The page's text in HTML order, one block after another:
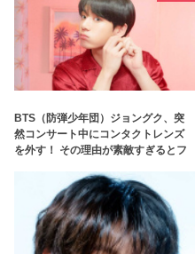
BTS（防弾少年団）ジョングク、突
然コンサート中にコンタクトレンズ
を外す！ その理由が素敵すぎるとフ